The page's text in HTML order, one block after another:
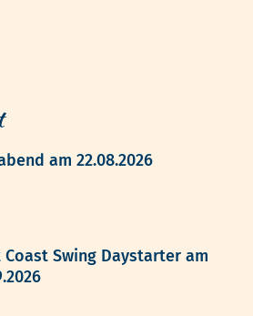
am 22.08.2026
Coast Swing Daystarter am